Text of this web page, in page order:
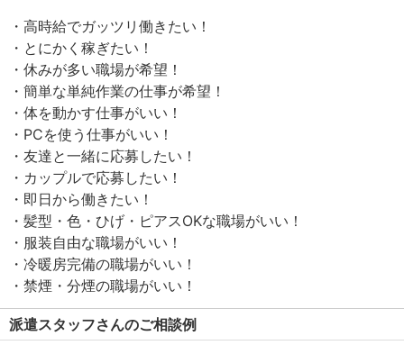
・高時給でガッツリ働きたい！
・とにかく稼ぎたい！
・休みが多い職場が希望！
・簡単な単純作業の仕事が希望！
・体を動かす仕事がいい！
・PCを使う仕事がいい！
・友達と一緒に応募したい！
・カップルで応募したい！
・即日から働きたい！
・髪型・色・ひげ・ピアスOKな職場がいい！
・服装自由な職場がいい！
・冷暖房完備の職場がいい！
・禁煙・分煙の職場がいい！
派遣スタッフさんのご相談例